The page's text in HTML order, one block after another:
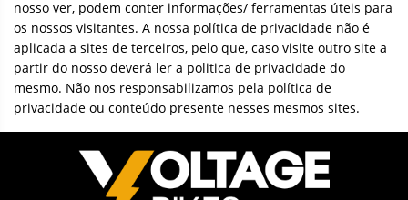
nosso ver, podem conter informações/ ferramentas úteis para
os nossos visitantes. A nossa política de privacidade não é
aplicada a sites de terceiros, pelo que, caso visite outro site a
partir do nosso deverá ler a politica de privacidade do
mesmo. Não nos responsabilizamos pela política de
privacidade ou conteúdo presente nesses mesmos sites.